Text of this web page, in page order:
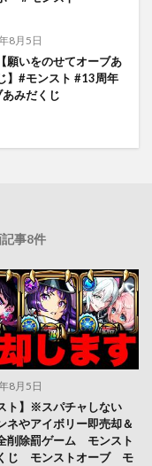
8月5日
願いをのせてオーブあ
】#モンスト #13周年
みだくじ
事8件
8月5日
ト】※スパチャしない
ネやアイボリー即売却＆
削除罰ゲーム モンスト
じ モンストオーブ モ